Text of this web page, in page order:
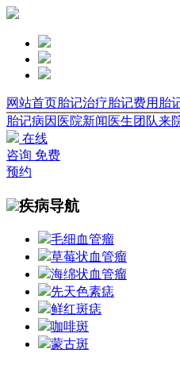
网站首页胎记治疗胎记费用 胎
胎记病因 医院新闻 医生团队来
在线
咨询 免费
预约
疾病导航
毛细血管瘤
草莓状血管瘤
海绵状血管瘤
先天色素痣
鲜红斑痣
咖啡斑
蒙古斑